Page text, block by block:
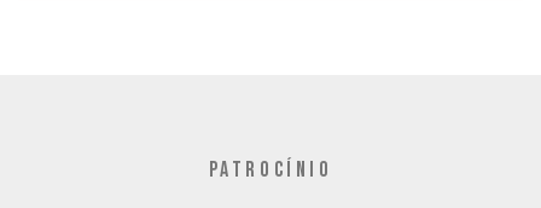
PATROCÍNIO